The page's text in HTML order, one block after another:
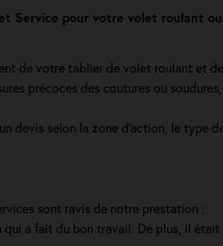
Service pour votre volet roulant
de votre tablier de volet roulant et
précoces des coutures ou
devis selon la zone d’action, le
sont ravis de notre prestation :
qui a fait du bon travail. De plus, il